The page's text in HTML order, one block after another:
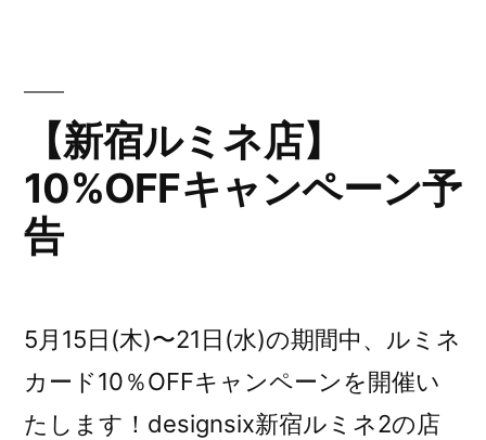
ス
ー
ト！”
の
【新宿ルミネ店】
10%OFFキャンペーン予
告
5月15日(木)〜21日(水)の期間中、ルミネ
カード10％OFFキャンペーンを開催い
たします！designsix新宿ルミネ2の店